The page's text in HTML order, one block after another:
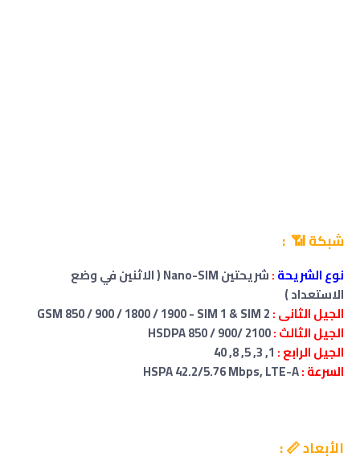
شبكة 📶 :
نوع الشريحة:
شريحتين Nano-SIM ( الاثنين في وضع
الاستعداد )
الجيل الثانى :
الجيل الثالث :
الجيل الرابع : 1, 3, 5, 8, 40
السرعة :HSPA 42.2/5.76 Mbps, LTE-A
الأبعاد 📏 :